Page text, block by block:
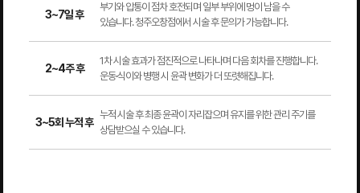
3~7일 후
부기와 압통이 점차 호전되며 일부 부위에 멍이 남을 수
있습니다. 청주오창점에서 시술 후 문의가 가능합니다.
2~4주 후
1차 시술 효과가 점진적으로 나타나며 다음 회차를 진행합니다.
운동·식이와 병행 시 윤곽 변화가 더 또렷해집니다.
3~5회 누적 후
누적 시술 후 최종 윤곽이 자리잡으며 유지를 위한 관리 주기를
상담받으실 수 있습니다.